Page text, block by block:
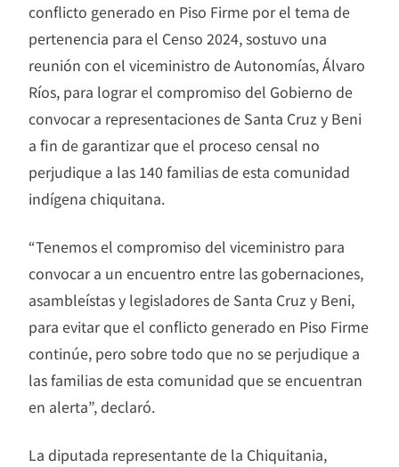
conflicto generado en Piso Firme por el tema de
pertenencia para el Censo 2024, sostuvo una
reunión con el viceministro de Autonomías, Álvaro
Ríos, para lograr el compromiso del Gobierno de
convocar a representaciones de Santa Cruz y Beni
a fin de garantizar que el proceso censal no
perjudique a las 140 familias de esta comunidad
indígena chiquitana.
“Tenemos el compromiso del viceministro para
convocar a un encuentro entre las gobernaciones,
asambleístas y legisladores de Santa Cruz y Beni,
para evitar que el conflicto generado en Piso Firme
continúe, pero sobre todo que no se perjudique a
las familias de esta comunidad que se encuentran
en alerta”, declaró.
La diputada representante de la Chiquitania,